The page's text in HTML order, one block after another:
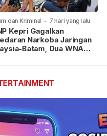
dan Kriminal - 7 hari yang lalu
Kepri Gagalkan
Narkoba Jaringan
Batam, Dua WNA